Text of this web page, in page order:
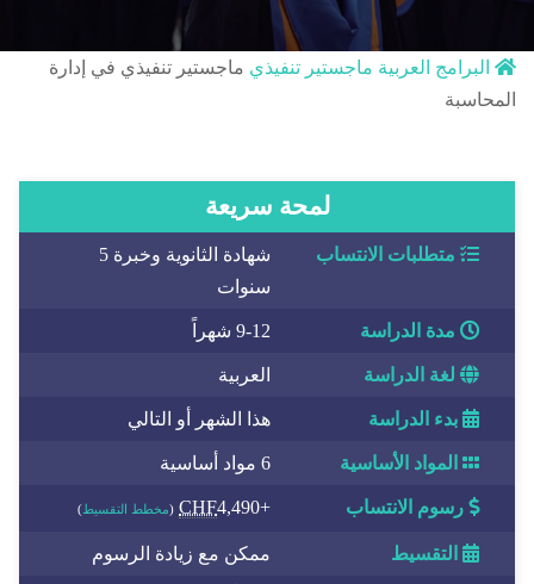
البرامج العربية ماجستير تنفيذي ماجستير تنفيذي في إدارة
المحاسبة
لمحة سريعة
متطلبات الانتساب
شهادة الثانوية وخبرة 5
سنوات
مدة الدراسة 9-12 شهراً
لغة الدراسة العربية
بدء الدراسة هذا الشهر أو التالي
المواد الأساسية 6 مواد أساسية
رسوم الانتساب +
CHF4,490
(مخطط التقسيط )
التقسيط ممكن مع زيادة الرسوم